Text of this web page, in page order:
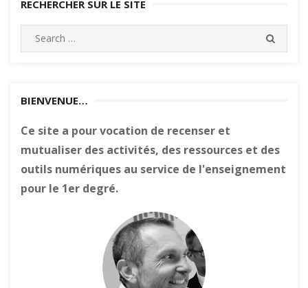
RECHERCHER SUR LE SITE
Search
for:
BIENVENUE…
Ce site a pour vocation de recenser et
mutualiser des activités, des ressources et des
outils numériques au service de l'enseignement
pour le 1er degré.